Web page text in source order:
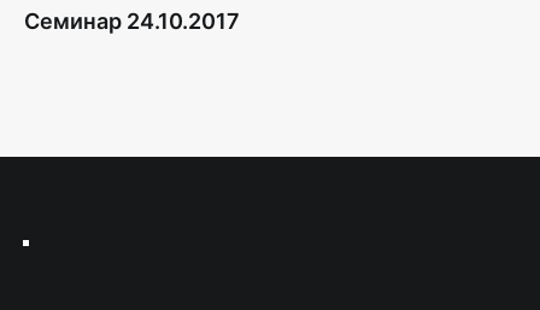
Семинар 24.10.2017